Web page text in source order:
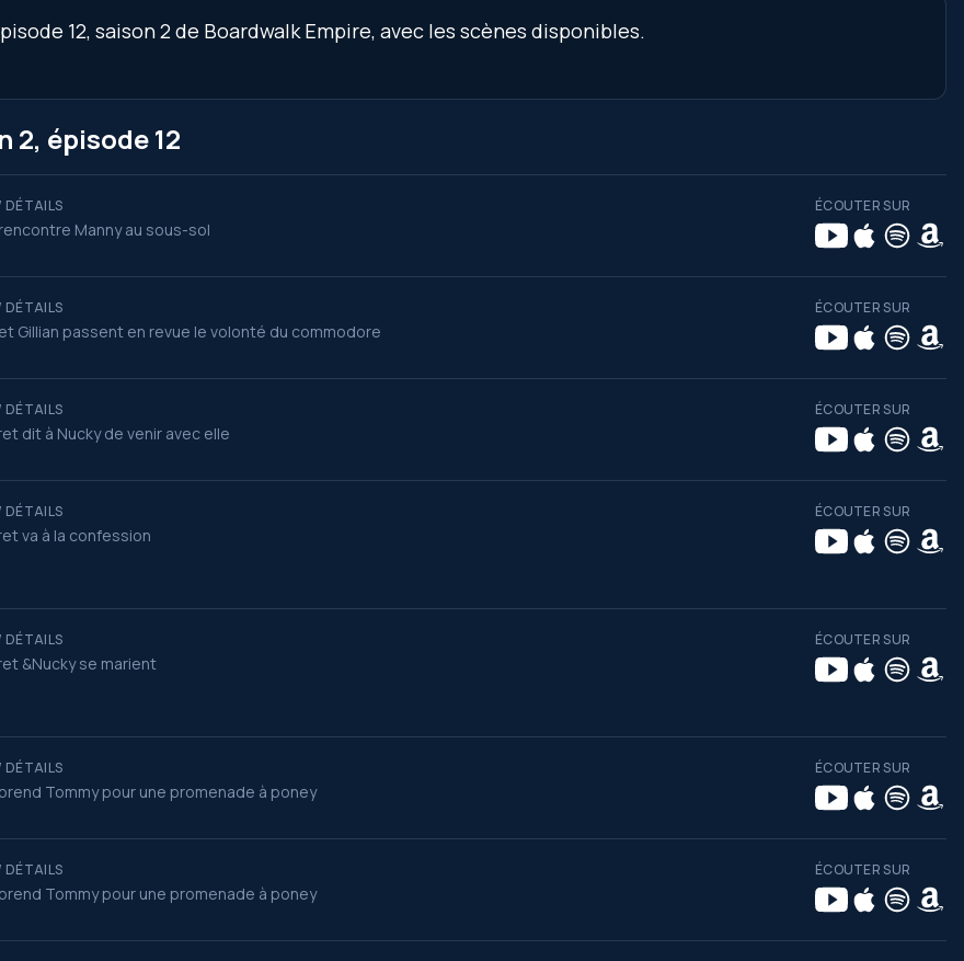
12, saison 2 de Boardwalk Empire, avec les scènes disponibles.
2, épisode 12
DÉTAILS
Manny au sous-sol
ÉCOUTER SUR
DÉTAILS
Gillian passent en revue le volonté du commodore
ÉCOUTER SUR
DÉTAILS
dit à Nucky de venir avec elle
ÉCOUTER SUR
DÉTAILS
va à la confession
ÉCOUTER SUR
DÉTAILS
&Nucky se marient
ÉCOUTER SUR
DÉTAILS
Tommy pour une promenade à poney
ÉCOUTER SUR
DÉTAILS
Tommy pour une promenade à poney
ÉCOUTER SUR